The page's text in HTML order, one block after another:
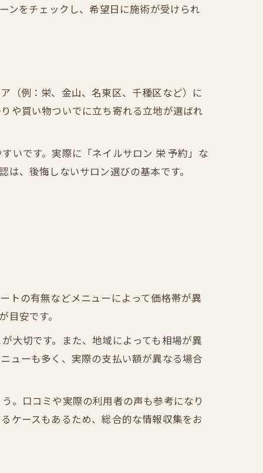
ンをチェックし、希望日に施術が受けられ
（例：栄、金山、名東区、千種区など）に
や買い物ついでに立ち寄れる立地が選ばれ
いです。実際に「ネイルサロン 栄 予約」な
、後悔しないサロン選びの基本です。
トの有無などメニューによって価格帯が異
安です。
大切です。また、地域によっても相場が異
ューも多く、実際の支払い額が異なる場合
。口コミや実際の利用者の声も参考になり
ケースもあるため、総合的な情報収集をお